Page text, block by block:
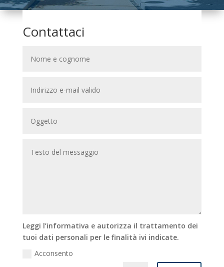
Contattaci
Leggi l’informativa e autorizza il trattamento dei
tuoi dati personali per le finalità ivi indicate.
Acconsento